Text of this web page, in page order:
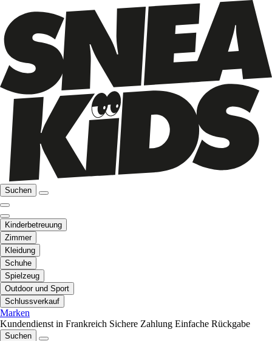
Suchen
Kinderbetreuung
Zimmer
Kleidung
Schuhe
Spielzeug
Outdoor und Sport
Schlussverkauf
Marken
Kundendienst in Frankreich Sichere Zahlung Einfache Rückgabe
Suchen